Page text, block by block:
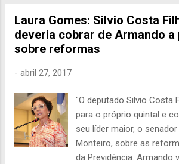
será realizada pela
Transportes, por meio do
Estradas de Rodagem
O DER também vai
as principais vias,
movimentação, o que
rapidamente para
Laura Gomes: Silvio Costa
deveria cobrar de Armando a
sobre reformas
- abril 27, 2017
"O deputado Silvio Costa
para o próprio quintal e
seu líder maior, o
Monteiro, sobre as
da Previdência. Armando